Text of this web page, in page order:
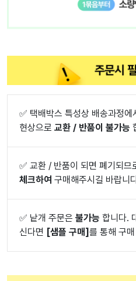
✅ 택배박스 특성상 배송과정
현상으로 교환 / 반품이 불가능
✅ 교환 / 반품이 되면 폐기되므
체크하여 구매해주시길 바랍니
✅ 낱개 주문은 불가능 합니다.
신다면 [샘플 구매]를 통해 구